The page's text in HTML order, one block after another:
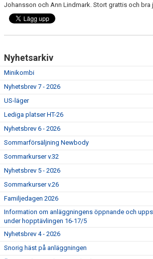
BLI MEDLEM
PROVISIONSFÖRSÄLJNING
FRAMSTEG
BOTNIA HÄSTKLINIK
SURF-HÄNG
BOKNINGAR
Johansson och Ann Lindmark. Stort grattis och bra
Nyhetsarkiv
Minikombi
Nyhetsbrev 7 - 2026
US-läger
Lediga platser HT-26
Nyhetsbrev 6 - 2026
Sommarförsäljning Newbody
Sommarkurser v.32
Nyhetsbrev 5 - 2026
Sommarkurser v.26
Familjedagen 2026
Information om anläggningens öppnande och
under hopptävlingen 16-17/5
Nyhetsbrev 4 - 2026
Snorig häst på anläggningen